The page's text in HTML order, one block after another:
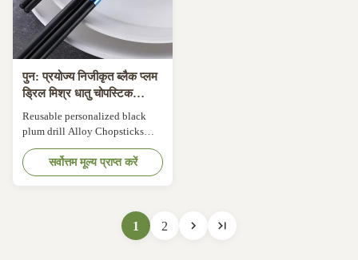
पुन: प्रयोज्य निजीकृत ब्लैक प्लम
ड्रिल मिश्र धातु चोपस्टिक
प्लास्टिक एसजीएस प्रमाणन
Reusable personalized black
plum drill Alloy Chopsticks
Plastic Chopsticks Product
Description Chinese Chopsticks
Detailed specifications: 1.
Color: Black matte, coffee matte
सर्वोत्तम मूल्य प्राप्त करें
1 2